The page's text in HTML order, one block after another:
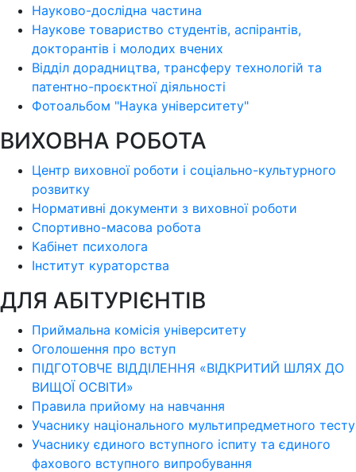
Науково-дослідна частина
Наукове товариство студентів, аспірантів,
докторантів і молодих вчених
Відділ дорадництва, трансферу технологій та
патентно-проєктної діяльності
Фотоальбом "Наука університету"
ВИХОВНА РОБОТА
Центр виховної роботи і соціально-культурного
розвитку
Нормативні документи з виховної роботи
Спортивно-масова робота
Кабінет психолога
Інститут кураторства
ДЛЯ АБІТУРІЄНТІВ
Приймальна комісія університету
Оголошення про вступ
ПІДГОТОВЧЕ ВІДДІЛЕННЯ «ВІДКРИТИЙ ШЛЯХ ДО
ВИЩОЇ ОСВІТИ»
Правила прийому на навчання
Учаснику національного мультипредметного тесту
Учаснику єдиного вступного іспиту та єдиного
фахового вступного випробування